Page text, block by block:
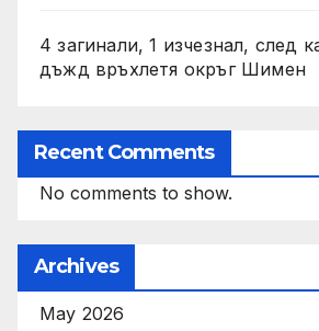
4 загинали, 1 изчезнал, след
дъжд връхлетя окръг Шимен
Recent Comments
No comments to show.
Archives
May 2026